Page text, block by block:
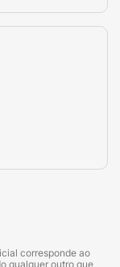
corresponde ao
qualquer outro que